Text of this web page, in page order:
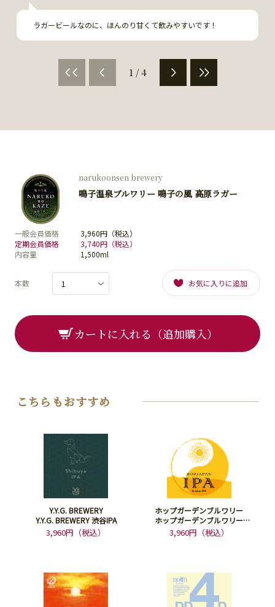
ラガービールなのに、ほんのり甘くて飲みやすいです！
1 / 4
narukoonsen brewery
鳴子温泉ブルワリー 鳴子の風 高原ラガー
一般会員価格
3,960円（税込）
定期会員価格
3,740円（税込）
内容量
1,500ml
本数 お気に入りに追加
カートに入れる（追加購入）
こちらもおすすめ
Y.Y.G. BREWERY
Y.Y.G. BREWERY 渋谷IPA
3,960円（税込）
ホップガーデンブルワリー
ホップガーデンブルワリー
HOPJAPAN IPA
3,960円（税込）